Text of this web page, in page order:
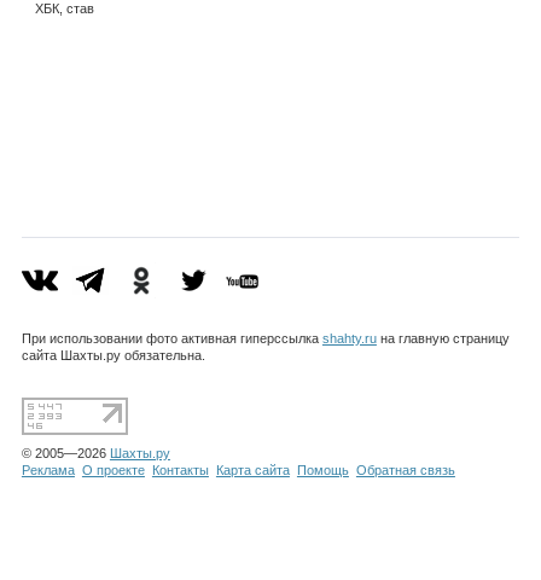
Гороскоп
ХБК, став
При использовании фото активная гиперссылка shahty.ruна главную страницу
сайта Шахты.ру обязательна.
© 2005—2026 Шахты.ру
Реклама О проекте Контакты Карта сайта Помощь Обратная связь